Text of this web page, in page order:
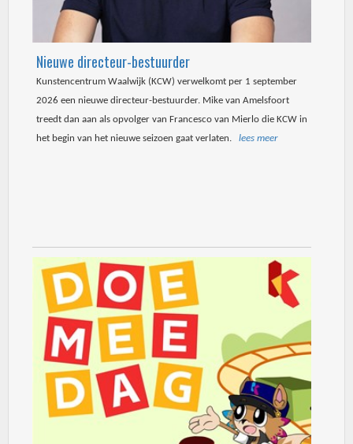
Nieuwe directeur-bestuurder
Kunstencentrum Waalwijk (KCW) verwelkomt per 1 september
2026 een nieuwe directeur-bestuurder. Mike van Amelsfoort
treedt dan aan als opvolger van Francesco van Mierlo die KCW in
het begin van het nieuwe seizoen gaat verlaten. lees meer